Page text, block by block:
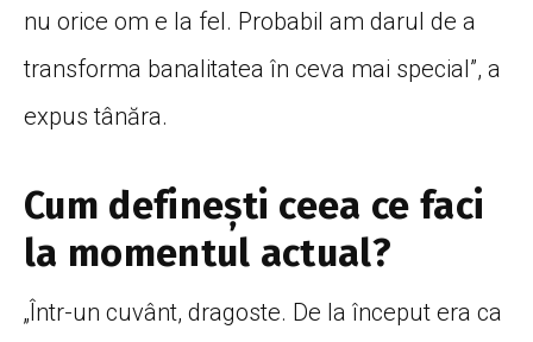
nu orice om e la fel. Probabil am darul de a
transforma banalitatea în ceva mai special”, a
expus tânăra.
Cum definești ceea ce faci
la momentul actual?
„Într-un cuvânt, dragoste. De la început era ca